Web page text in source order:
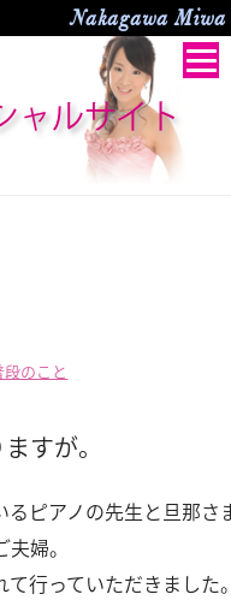
Nakagawa
ャルサイト
段のこと
すが。
ピアノの先生と旦那さ
婦。
行っていただきました